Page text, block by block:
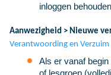
inloggen
Aanwezigheid > Nieuwe
Verantwoording en Verzuim
Als er vanaf
of lesgroep